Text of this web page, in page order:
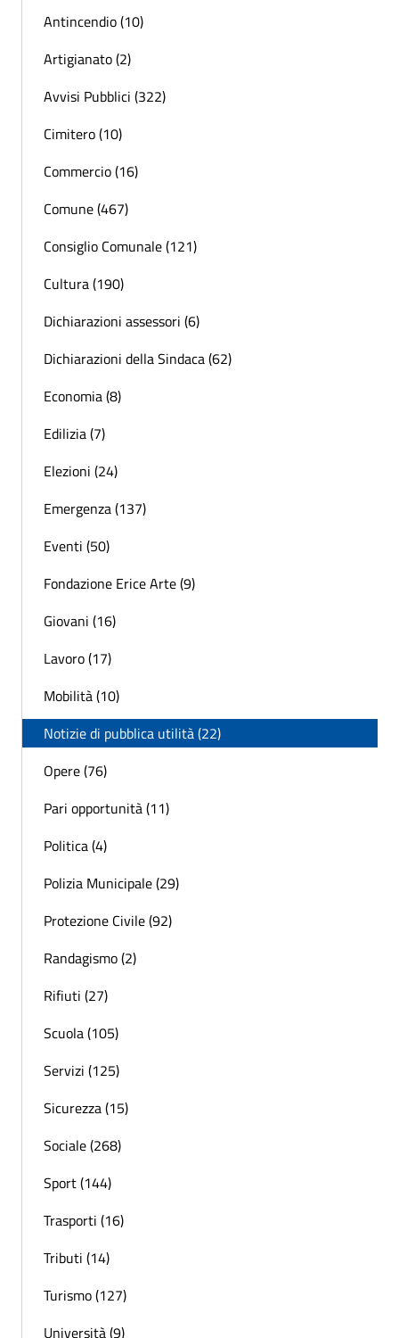
Antincendio (10)
Artigianato (2)
Avvisi Pubblici (322)
Cimitero (10)
Commercio (16)
Comune (467)
Consiglio Comunale (121)
Cultura (190)
Dichiarazioni assessori (6)
Dichiarazioni della Sindaca (62)
Economia (8)
Edilizia (7)
Elezioni (24)
Emergenza (137)
Eventi (50)
Fondazione Erice Arte (9)
Giovani (16)
Lavoro (17)
Mobilità (10)
Notizie di pubblica utilità (22)
Opere (76)
Pari opportunità (11)
Politica (4)
Polizia Municipale (29)
Protezione Civile (92)
Randagismo (2)
Rifiuti (27)
Scuola (105)
Servizi (125)
Sicurezza (15)
Sociale (268)
Sport (144)
Trasporti (16)
Tributi (14)
Turismo (127)
Università (9)